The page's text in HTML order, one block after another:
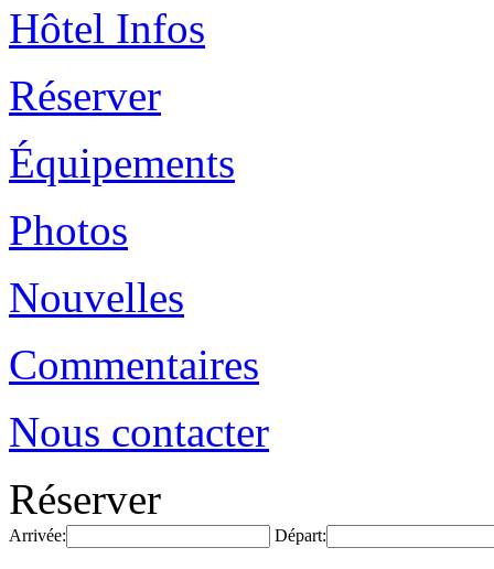
Hôtel Infos
Réserver
Équipements
Photos
Nouvelles
Commentaires
Nous contacter
Réserver
Arrivée: Départ: